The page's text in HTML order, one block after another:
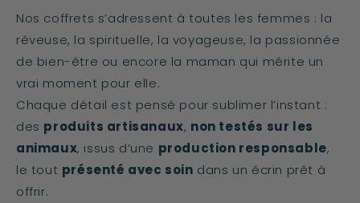
Nos coffrets s’adressent à toutes les femmes : la
rêveuse, la spirituelle, la voyageuse, la passionnée
de bien-être ou encore la maman qui mérite un
vrai moment pour elle.
Chaque détail est pensé pour sublimer l’instant :
des produits artisanaux, non testés sur les
animaux, issus d’une production responsable,
le tout présenté avec soin dans un écrin prêt à
offrir.